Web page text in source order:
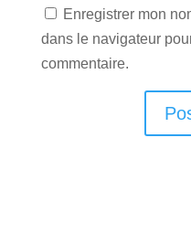
Enregistrer mon
dans le navigateur
commentaire.